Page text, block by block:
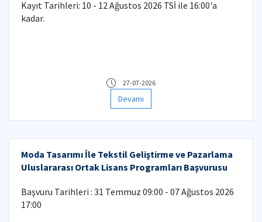
Kayıt Tarihleri: 10 - 12 Ağustos 2026 TSİ ile 16:00'a
kadar.
27-07-2026
Devamı
Moda Tasarımı İle Tekstil Geliştirme ve Pazarlama
Uluslararası Ortak Lisans Programları Başvurusu
Başvuru Tarihleri : 31 Temmuz 09:00 - 07 Ağustos 2026
17:00